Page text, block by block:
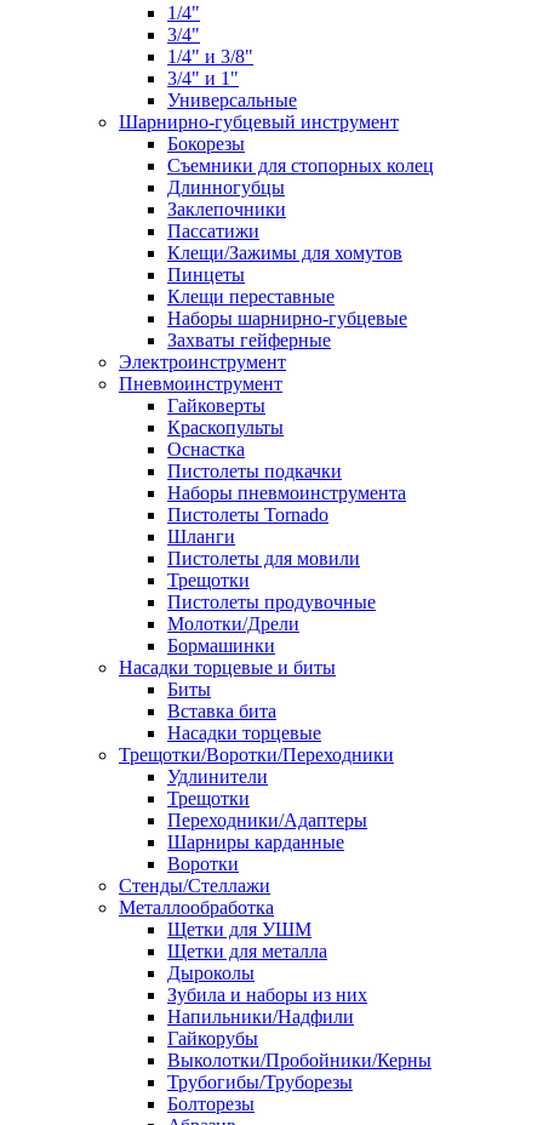
1/4"
3/4"
1/4" и 3/8"
3/4" и 1"
Универсальные
Шарнирно-губцевый инструмент
Бокорезы
Съемники для стопорных колец
Длинногубцы
Заклепочники
Пассатижи
Клещи/Зажимы для хомутов
Пинцеты
Клещи переставные
Наборы шарнирно-губцевые
Захваты гейферные
Электроинструмент
Пневмоинструмент
Гайковерты
Краскопульты
Оснастка
Пистолеты подкачки
Наборы пневмоинструмента
Пистолеты Tornado
Шланги
Пистолеты для мовили
Трещотки
Пистолеты продувочные
Молотки/Дрели
Бормашинки
Насадки торцевые и биты
Биты
Вставка бита
Насадки торцевые
Трещотки/Воротки/Переходники
Удлинители
Трещотки
Переходники/Адаптеры
Шарниры карданные
Воротки
Стенды/Стеллажи
Металлообработка
Щетки для УШМ
Щетки для металла
Дыроколы
Зубила и наборы из них
Напильники/Надфили
Гайкорубы
Выколотки/Пробойники/Керны
Трубогибы/Труборезы
Болторезы